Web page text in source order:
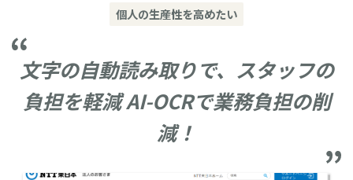
個人の生産性を高めたい
文字の自動読み取りで、スタッフの
負担を軽減 AI-OCRで業務負担の削
減！